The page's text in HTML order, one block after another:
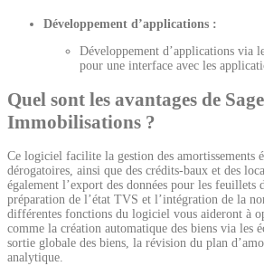
Développement d’applications :
Développement d’applications via
pour une interface avec les
Quel sont les avantages de
Immobilisations ?
Ce logiciel facilite la gestion des amortissements
dérogatoires, ainsi que des crédits-baux et des
également l’export des données pour les feuillets
préparation de l’état TVS et l’intégration de la
différentes fonctions du logiciel vous aideront à
comme la création automatique des biens via les
sortie globale des biens, la révision du plan
analytique.